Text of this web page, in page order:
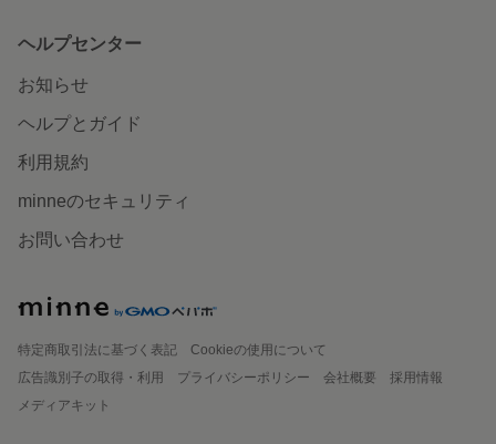
ヘルプセンター
お知らせ
ヘルプとガイド
利用規約
minneのセキュリティ
お問い合わせ
特定商取引法に基づく表記
Cookieの使用について
広告識別子の取得・利用
プライバシーポリシー 会社概要
採用情報
メディアキット